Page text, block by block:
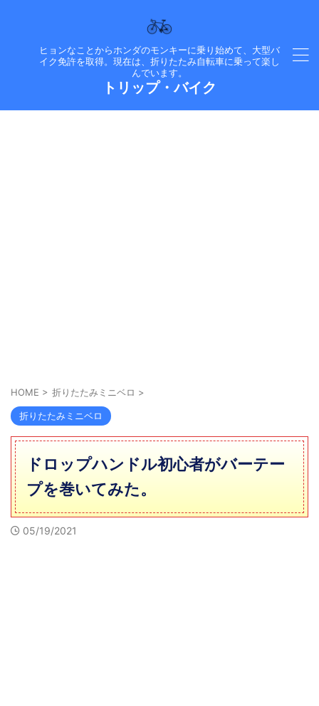
ヒョンなことからホンダのモンキーに乗り始めて、大型バ
イク免許を取得。現在は、折りたたみ自転車に乗って楽し
んでいます。
トリップ・バイク
HOME > 折りたたみミニベロ >
折りたたみミニベロ
ドロップハンドル初心者がバーテー
プを巻いてみた。
05/19/2021